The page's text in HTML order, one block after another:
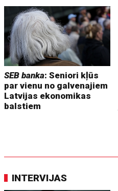
SEB banka: Seniori kļūs
par vienu no galvenajiem
Latvijas ekonomikas
balstiem
INTERVIJAS